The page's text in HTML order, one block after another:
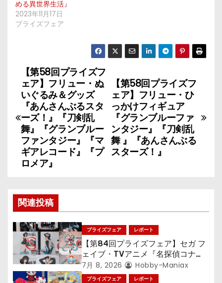
める異世界生活』
2023年11月17日
プライズフェア
投
稿
ナ
ビ
ゲ
シ
ョ
ン
【第58回プライズフ
ェア】フリュー・ひ
っかけフィギュア
『グランブルーファ
ンタジー』『刀剣乱
舞 』『あんさんぶる
スターズ！』
【第58回プライズフ
ェア】フリュー・ぬ
いぐるみ＆グッズ
『あんさんぶるスタ
ーズ！』『刀剣乱
舞』『グランブルー
ファンタジー』『マ
ギアレコード』『プ
ロメア』
関連投稿
プライズフェア レポート
【第84回プライズフェア】セガ フ
ェイブ・TVアニメ『名探偵コナ
ン』TVアニメ『呪術廻戦』『〈物
語〉シリーズ』「初音ミク」
7月 8, 2026 Hobby-Maniax
プライズフェア レポート